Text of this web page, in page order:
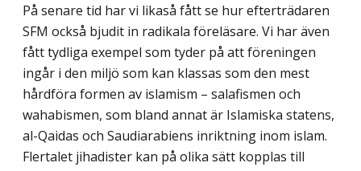
På senare tid har vi likaså fått se hur efterträdaren
SFM också bjudit in radikala föreläsare. Vi har även
fått tydliga exempel som tyder på att föreningen
ingår i den miljö som kan klassas som den mest
hårdföra formen av islamism – salafismen och
wahabismen, som bland annat är Islamiska statens,
al-Qaidas och Saudiarabiens inriktning inom islam.
Flertalet jihadister kan på olika sätt kopplas till